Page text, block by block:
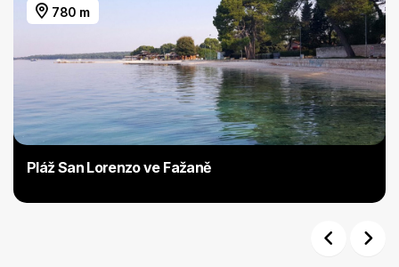
780 m
Pláž San Lorenzo ve Fažaně